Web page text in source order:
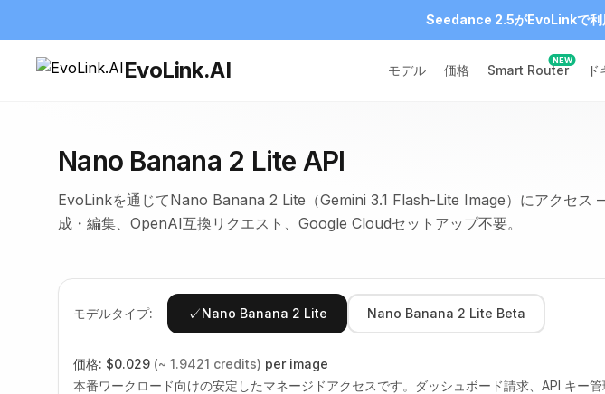
Seedance 2.5がEvoLinkで利
EvoLink.AI モデル 価格 Smart Router
NEW
Nano Banana 2 Lite API
EvoLinkを通じてNano Banana 2 Lite（Gemini 3.1 Flash-Lite Image）にアクセス
成・編集、OpenAI互換リクエスト、Google Cloudセットアップ不要。
モデルタイプ: ✓Nano Banana 2 Lite Nano Banana 2 Lite Beta
価格: $0.029 (~ 1.9421 credits) per image
本番ワークロード向けの安定したマネージドアクセスです。ダッシュボード請求、API キー